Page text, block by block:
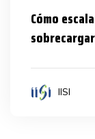
Cómo
IISI